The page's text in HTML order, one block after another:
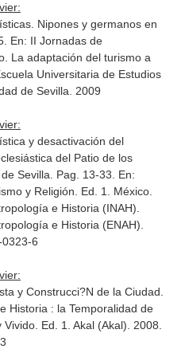
Nipones y germanos en
En: II Jornadas de
La adaptación del turismo a
Universitaria de Estudios
de Sevilla. 2009
y desactivación del
del Patio de los
Sevilla. Pag. 13-33. En:
y Religión . Ed. 1. México.
e Historia (INAH).
e Historia (ENAH).
6
y Construcci?N de la Ciudad.
Historia : la Temporalidad de
Vivido. Ed. 1. Akal (Akal). 2008.